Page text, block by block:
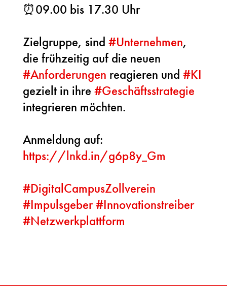
⏰09.00 bis 17.30 Uhr
Zielgruppe, sind #Unternehmen,
die frühzeitig auf die neuen
#Anforderungen reagieren und #KI
gezielt in ihre #Geschäftsstrategie
integrieren möchten.
Anmeldung auf:
https://lnkd.in/g6p8y_Gm
#DigitalCampusZollverein
#Impulsgeber#Innovationstreiber
#Netzwerkplattform